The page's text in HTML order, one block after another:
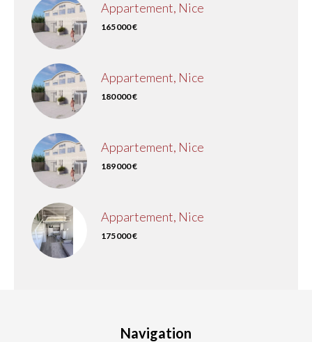
Appartement, Nice
165 000 €
Appartement, Nice
180 000 €
Appartement, Nice
189 000 €
Appartement, Nice
175 000 €
Navigation